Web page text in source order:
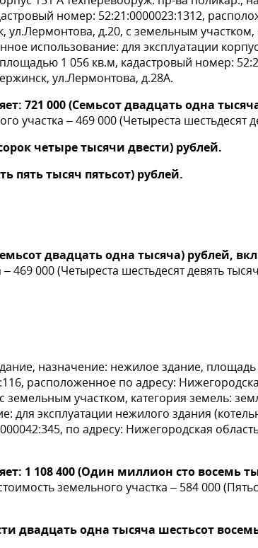
номер: 52:21:0000023:1312,
ул.Лермонтова, д.20, с земельным участком,
использование: для эксплуатации
1 056 кв.м, кадастровый номер:
ул.Лермонтова, д.28А.
721 000 (Семьсот двадцать одна
участка – 469 000 (Четыреста шестьдесят
четыре тысячи двести) рублей.
пять тысяч пятьсот) рублей.
двадцать одна тысяча) рублей,
469 000 (Четыреста шестьдесят девять
назначение: нежилое здание, площадь
расположенное по адресу:
земельным участком, категория земель:
для эксплуатации нежилого здания
по адресу: Нижегородская
1 108 400 (Один миллион сто восемь
земельного участка – 584 000
двадцать одна тысяча шестьсот